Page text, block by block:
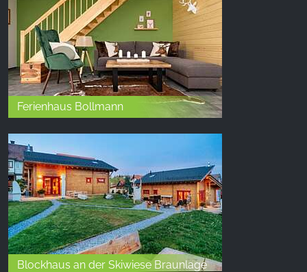
Ferienhaus Bollmann
Blockhaus an der Skiwiese Braunlage